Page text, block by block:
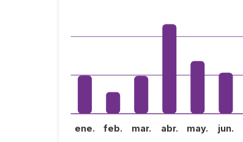
ene. feb. mar. abr. may. jun.